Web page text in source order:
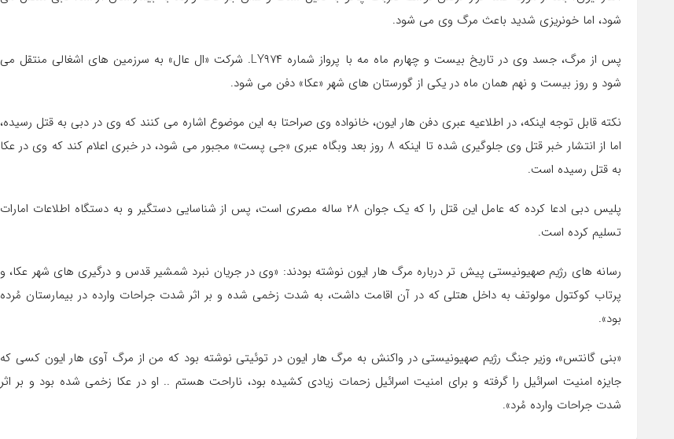
شود، اما خونریزی شدید باعث مرگ وی می شود.
پس از مرگ، جسد وی در تاریخ بیست و چهارم ماه مه با پرواز شماره LY۹۷۴. شرکت «ال عال» به سرزمین های اشغالی منتقل می
شود و روز بیست و نهم همان ماه در یکی از گورستان های شهر «عکا» دفن می شود.
نکته قابل توجه اینکه، در اطلاعیه عبری دفن هار ایون، خانواده وی صراحتا به این موضوع اشاره می کنند که وی در دبی به قتل رسیده،
اما از انتشار خبر قتل وی جلوگیری شده تا اینکه ۸ روز بعد وبگاه عبری «جی پست» مجبور می شود، در خبری اعلام کند که وی در عکا
به قتل رسیده است.
پلیس دبی ادعا کرده که عامل این قتل را که یک جوان ۲۸ ساله مصری است، پس از شناسایی دستگیر و به دستگاه اطلاعات امارات
تسلیم کرده است.
رسانه های رژیم صهیونیستی پیش تر درباره مرگ هار ایون نوشته بودند: «وی در جریان نبرد شمشیر قدس و درگیری‌ های شهر عکا، و
پرتاب کوکتول مولوتف به داخل هتلی که در آن اقامت داشت، به شدت زخمی شده و بر اثر شدت جراحات وارده در بیمارستان مُرده
بود».
«بنی گانتس»، وزیر جنگ رژیم صهیونیستی در واکنش به مرگ هار ایون در توئیتی نوشته بود که من از مرگ آوی هار ایون کسی که
جایزه امنیت اسرائیل را گرفته و برای امنیت اسرائیل زحمات زیادی کشیده بود، ناراحت هستم .. او در عکا زخمی شده بود و بر اثر
شدت جراحات وارده مُرد».